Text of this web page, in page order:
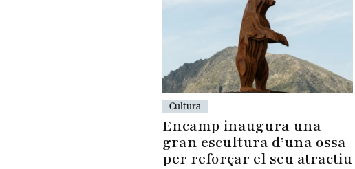
Cultura
Encamp inaugura una
gran escultura d’una ossa
per reforçar el seu atractiu